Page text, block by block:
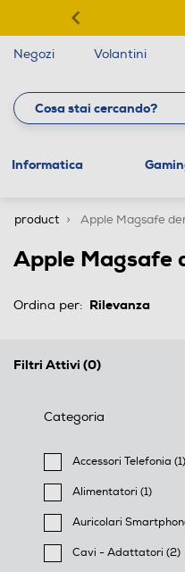
Negozi Volantini
Informatica
product Apple Magsafe
Apple Magsafe
Ordina per:
Filtri Attivi (0)
Categoria
Accessori Telefonia (1)
Filtra per Categoria:
Alimentatori (1)
Filtra per Categoria:
Auricolari
Filtra per Categoria:
Cavi - Adattatori (2)